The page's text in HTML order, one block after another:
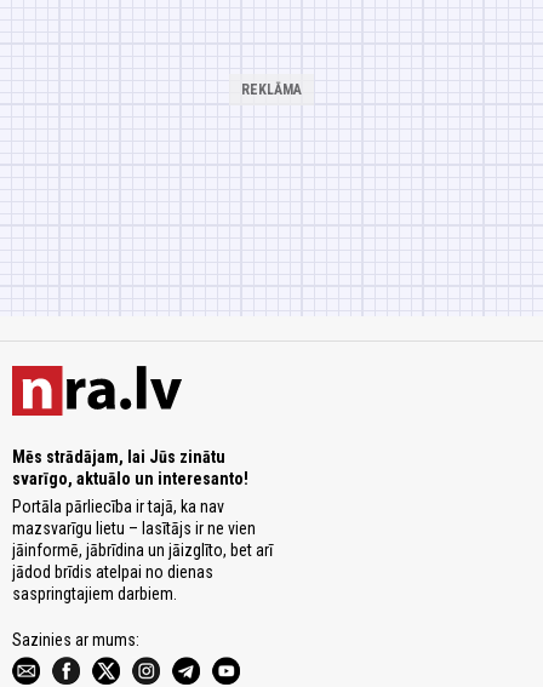
Mēs strādājam, lai Jūs zinātu
svarīgo, aktuālo un interesanto!
Portāla pārliecība ir tajā, ka nav
mazsvarīgu lietu – lasītājs ir ne vien
jāinformē, jābrīdina un jāizglīto, bet arī
jādod brīdis atelpai no dienas
saspringtajiem darbiem.
Sazinies ar mums: